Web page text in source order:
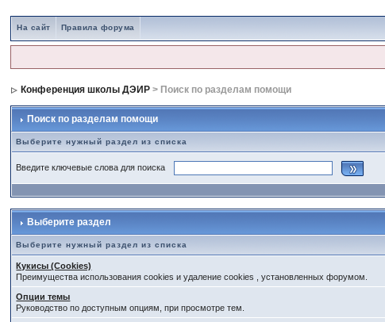
На сайт Правила форума
Конференция школы ДЭИР > Поиск по разделам помощи
Поиск по разделам помощи
Выберите нужный раздел из списка
Введите ключевые слова для поиска
Выберите раздел
Выберите нужный раздел из списка
Кукисы (Cookies)
Преимущества использования cookies и удаление cookies , установленных форумом.
Опции темы
Руководство по доступным опциям, при просмотре тем.